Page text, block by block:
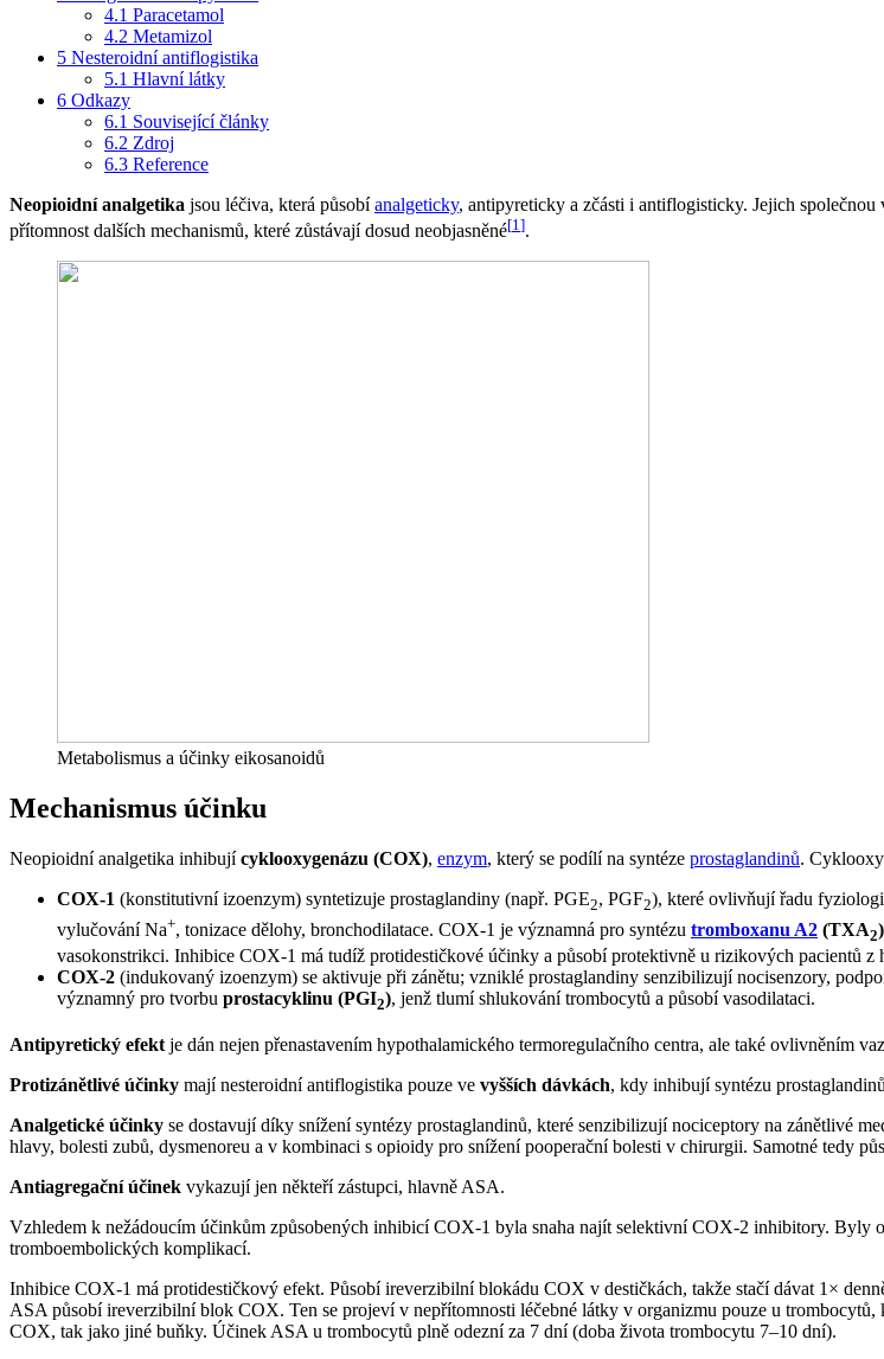
4.1 Paracetamol
4.2 Metamizol
5 Nesteroidní antiflogistika
5.1 Hlavní látky
6 Odkazy
6.1 Související články
6.2 Zdroj
6.3 Reference
Neopioidní analgetika jsou léčiva, která působíanalgeticky, antipyreticky a zčásti i antiflogisticky. Jejich společnou
přítomnost dalších mechanismů, které zůstávají dosud neobjasněné[1 ].
Metabolismus a účinky eikosanoidů
Mechanismus účinku
Neopioidní analgetika inhibujícyklooxygenázu (COX), enzym, který se podílí na syntéze prostaglandinů.
COX-1 (konstitutivní izoenzym) syntetizuje prostaglandiny (např. PGE2, PGF2), které ovlivňují řadu
vylučování Na+, tonizace dělohy, bronchodilatace. COX-1 je významná pro syntézu tromboxanu A2 (TXA2)
vasokonstrikci. Inhibice COX-1 má tudíž protidestičkové účinky a působí protektivně u rizikových pacientů z
COX-2 (indukovaný izoenzym) se aktivuje při zánětu; vzniklé prostaglandiny senzibilizují nocisenzory,
významný pro tvorbu prostacyklinu (PGI2), jenž tlumí shlukování trombocytů a působí vasodilataci.
Antipyretický efekt je dán nejen přenastavením hypothalamického termoregulačního centra, ale také ovlivněním
Protizánětlivé účinky mají nesteroidní antiflogistika pouze ve vyšších dávkách, kdy inhibují syntézu
Analgetické účinky se dostavují díky snížení syntézy prostaglandinů, které senzibilizují nociceptory na zánětlivé
hlavy, bolesti zubů, dysmenoreu a v kombinaci s opioidy pro snížení pooperační bolesti v chirurgii. Samotné tedy
Antiagregační účinek vykazují jen někteří zástupci, hlavně ASA.
Vzhledem k nežádoucím účinkům způsobených inhibicí COX-1 byla snaha najít selektivní COX-2 inhibitory. Byly
tromboembolických komplikací.
Inhibice COX-1 má protidestičkový efekt. Působí ireverzibilní blokádu COX v destičkách, takže stačí dávat 1×
ASA působí ireverzibilní blok COX. Ten se projeví v nepřítomnosti léčebné látky v organizmu pouze u trombocytů,
COX, tak jako jiné buňky. Účinek ASA u trombocytů plně odezní za 7 dní (doba života trombocytu 7–10 dní).